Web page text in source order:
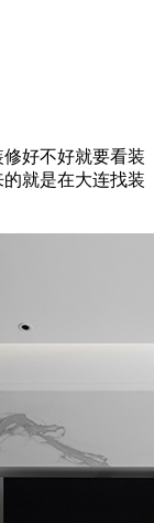
好不好就要看装
就是在大连找装